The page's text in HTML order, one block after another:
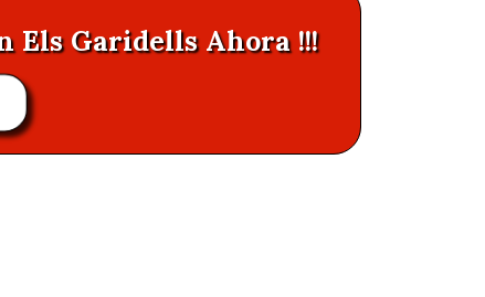
Els Garidells Ahora !!!